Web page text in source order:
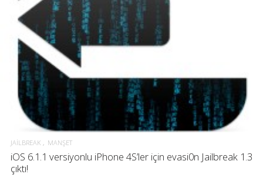
JAILBREAK MANŞET
iOS 6.1.1 versiyonlu iPhone 4S’ler için evasi0n Jailbreak 1.3
çıktı!